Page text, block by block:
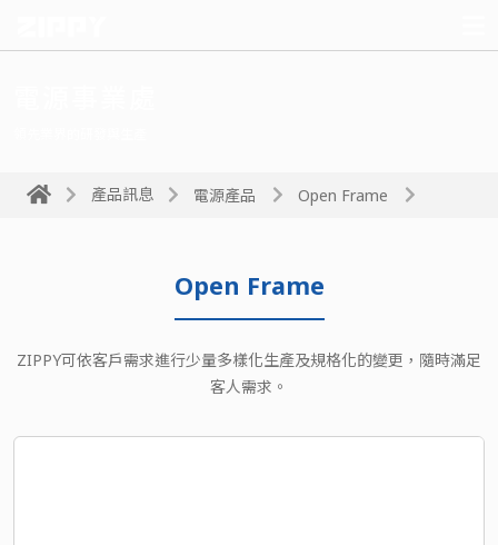
產品訊息 電源產品 Open Frame
Open Frame
ZIPPY可依客戶需求進行少量多樣化生產及規格化的變更，隨時滿足
客人需求。